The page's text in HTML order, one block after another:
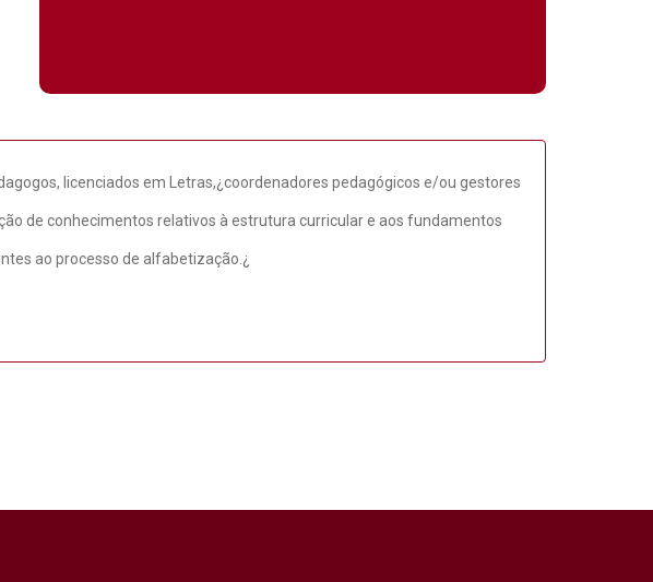
licenciados em Letras,¿coordenadores pedagógicos e/ou gestores
de conhecimentos relativos à estrutura curricular e aos fundamentos
ao processo de alfabetização.¿